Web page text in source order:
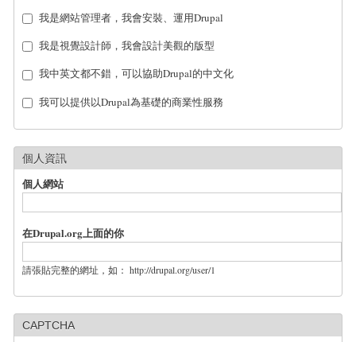
我是網站管理者，我會安裝、運用Drupal
我是視覺設計師，我會設計美觀的版型
我中英文都不錯，可以協助Drupal的中文化
我可以提供以Drupal為基礎的商業性服務
個人資訊
個人網站
在Drupal.org上面的你
請張貼完整的網址，如： http://drupal.org/user/1
CAPTCHA